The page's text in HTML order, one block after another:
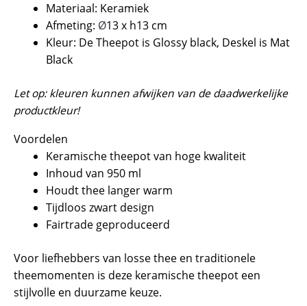
Materiaal: Keramiek
Afmeting: Ø13 x h13 cm
Kleur: De Theepot is Glossy black, Deskel is Mat
Black
Let op: kleuren kunnen afwijken van de daadwerkelijke
productkleur!
Voordelen
Keramische theepot van hoge kwaliteit
Inhoud van 950 ml
Houdt thee langer warm
Tijdloos zwart design
Fairtrade geproduceerd
Voor liefhebbers van losse thee en traditionele
theemomenten is deze keramische theepot een
stijlvolle en duurzame keuze.